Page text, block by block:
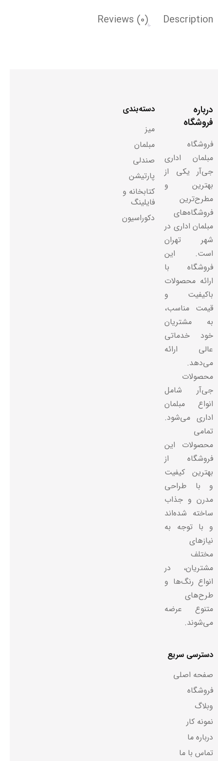
Description
Reviews (0)
درباره
فروشگاه
فروشگاه
مبلمان اداری
جی‌آر یکی از
بهترین و
مطرح‌ترین
فروشگاه‌های
مبلمان اداری در
شهر تهران
است. این
فروشگاه با
ارائه محصولات
باکیفیت و
قیمت مناسب،
به مشتریان
خود خدماتی
عالی ارائه
می‌دهد.
محصولات
جی‌آر شامل
انواع مبلمان
اداری می‌شود.
تمامی
محصولات این
فروشگاه از
بهترین کیفیت
و با طراحی
مدرن و جذاب
ساخته شده‌اند
و با توجه به
نیازهای
مختلف
مشتریان، در
انواع رنگ‌ها و
طرح‌های
متنوع عرضه
می‌شوند.
دسته‌بندی
میز
مبلمان
صندلی
پارتیشن
کتابخانه و
فایلینگ
دکوراسیون
دسترسی سریع
صفحه اصلی
فروشگاه
وبلاگ
نمونه کار
درباره ما
تماس با ما